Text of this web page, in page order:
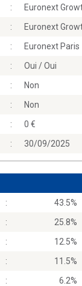
:
Euronext
:
Euronext
:
Euronext Paris
:
Oui / Oui
:
Non
:
Non
:
0
: 30/09/2025
:
43.5%
:
25.8%
:
12.5%
:
11.5%
:
6.2%